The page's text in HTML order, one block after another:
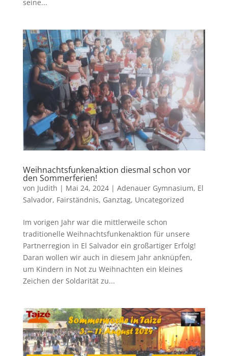
seine...
Weihnachtsfunkenaktion diesmal schon vor
den Sommerferien!
von Judith | Mai 24, 2024| Adenauer Gymnasium, El
Salvador, Fairständnis, Ganztag, Uncategorized
Im vorigen Jahr war die mittlerweile schon
traditionelle Weihnachtsfunkenaktion für unsere
Partnerregion in El Salvador ein großartiger Erfolg!
Daran wollen wir auch in diesem Jahr anknüpfen,
um Kindern in Not zu Weihnachten ein kleines
Zeichen der Soldarität zu...